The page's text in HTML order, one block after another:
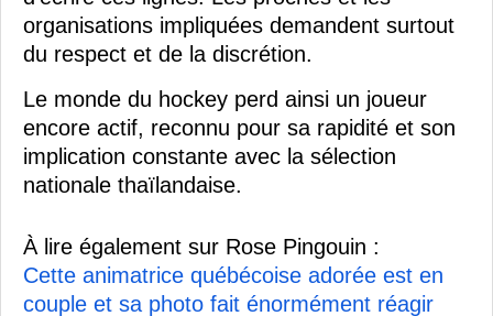
organisations impliquées demandent surtout
du respect et de la discrétion.
Le monde du hockey perd ainsi un joueur
encore actif, reconnu pour sa rapidité et son
implication constante avec la sélection
nationale thaïlandaise.
À lire également sur Rose Pingouin :
Cette animatrice québécoise adorée est en
couple et sa photo fait énormément réagir